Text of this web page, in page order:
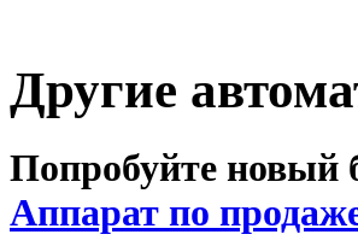
Другие
Попробуйте новый
Аппарат по